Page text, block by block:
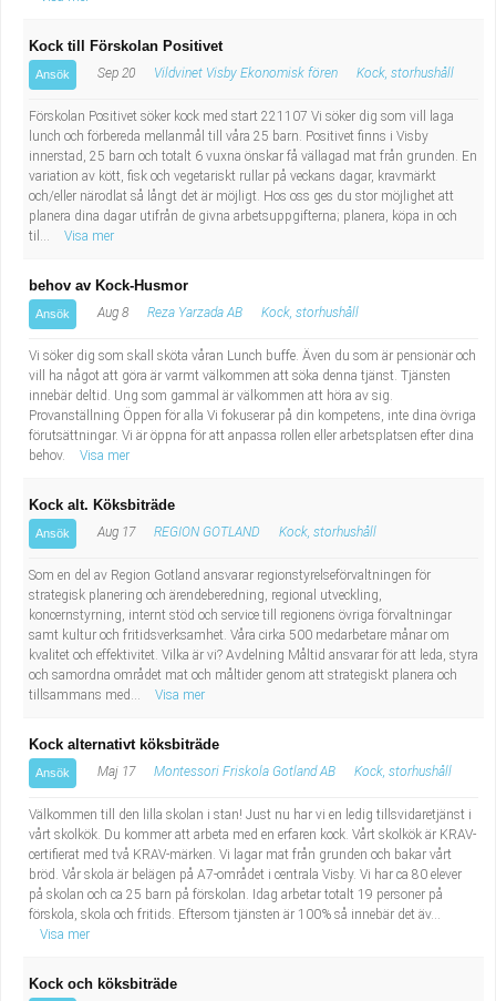
Kock till Förskolan Positivet
Ansök Sep 20 Vildvinet Visby Ekonomisk fören Kock, storhushåll
Förskolan Positivet söker kock med start 221107 Vi söker dig som vill laga
lunch och förbereda mellanmål till våra 25 barn. Positivet finns i Visby
innerstad, 25 barn och totalt 6 vuxna önskar få vällagad mat från grunden. En
variation av kött, fisk och vegetariskt rullar på veckans dagar, kravmärkt
och/eller närodlat så långt det är möjligt. Hos oss ges du stor möjlighet att
planera dina dagar utifrån de givna arbetsuppgifterna; planera, köpa in och
til...
Visa mer
behov av Kock-Husmor
Ansök Aug 8 Reza Yarzada AB Kock, storhushåll
Vi söker dig som skall sköta våran Lunch buffe. Även du som är pensionär och
vill ha något att göra är varmt välkommen att söka denna tjänst. Tjänsten
innebär deltid. Ung som gammal är välkommen att höra av sig.
Provanställning Öppen för alla Vi fokuserar på din kompetens, inte dina övriga
förutsättningar. Vi är öppna för att anpassa rollen eller arbetsplatsen efter dina
behov.
Visa mer
Kock alt. Köksbiträde
Ansök Aug 17 REGION GOTLAND Kock, storhushåll
Som en del av Region Gotland ansvarar regionstyrelseförvaltningen för
strategisk planering och ärendeberedning, regional utveckling,
koncernstyrning, internt stöd och service till regionens övriga förvaltningar
samt kultur och fritidsverksamhet. Våra cirka 500 medarbetare månar om
kvalitet och effektivitet. Vilka är vi? Avdelning Måltid ansvarar för att leda, styra
och samordna området mat och måltider genom att strategiskt planera och
tillsammans med...
Visa mer
Kock alternativt köksbiträde
Ansök Maj 17 Montessori Friskola Gotland AB Kock, storhushåll
Välkommen till den lilla skolan i stan! Just nu har vi en ledig tillsvidaretjänst i
vårt skolkök. Du kommer att arbeta med en erfaren kock. Vårt skolkök är KRAV-
certifierat med två KRAV-märken. Vi lagar mat från grunden och bakar vårt
bröd. Vår skola är belägen på A7-området i centrala Visby. Vi har ca 80 elever
på skolan och ca 25 barn på förskolan. Idag arbetar totalt 19 personer på
förskola, skola och fritids. Eftersom tjänsten är 100% så innebär det äv...
Visa mer
Kock och köksbiträde